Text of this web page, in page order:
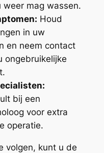
mag wassen.
Houd
in uw
en neem contact
ongebruikelijke
bij een
voor extra
operatie.
volgen, kunt u de